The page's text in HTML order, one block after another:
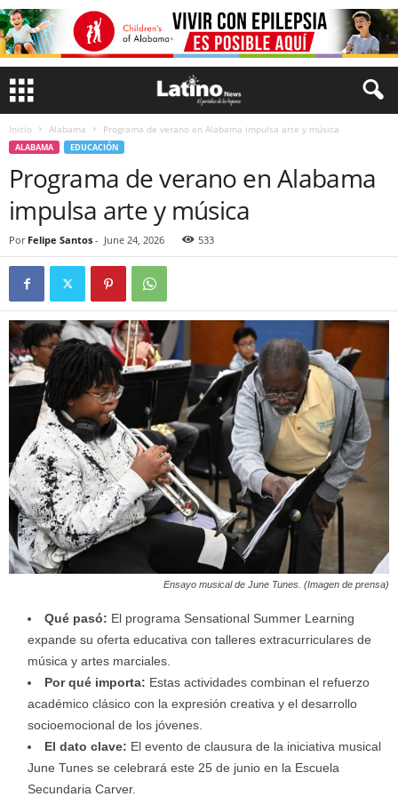
Inicio Alabama Programa de verano en Alabama impulsa arte y música
ALABAMA EDUCACIÓN
Programa de verano en Alabama
impulsa arte y música
Por Felipe Santos - June 24, 2026 533
Ensayo musical de June Tunes. (Imagen de prensa)
Qué pasó: El programa Sensational Summer Learning
expande su oferta educativa con talleres extracurriculares de
música y artes marciales.
Por qué importa: Estas actividades combinan el refuerzo
académico clásico con la expresión creativa y el desarrollo
socioemocional de los jóvenes.
El dato clave: El evento de clausura de la iniciativa musical
June Tunes se celebrará este 25 de junio en la Escuela
Secundaria Carver.